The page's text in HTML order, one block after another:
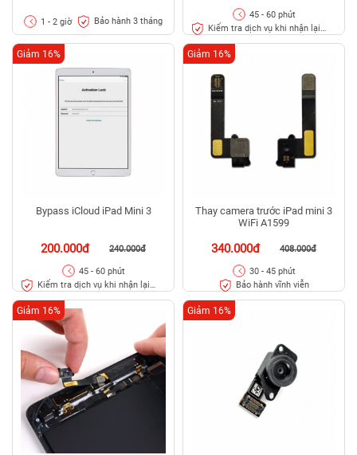
1 - 2 giờ Bảo hành 3 tháng
45 - 60 phút
Kiểm tra dịch vụ khi nhận lại
Bypass iCloud iPad Mini 3
200.000đ 240.000đ
Giảm 16%
45 - 60 phút
Kiểm tra dịch vụ khi nhận lại
Thay camera trước iPad mini 3
WiFi A1599
340.000đ 408.000đ
Giảm 16%
30 - 45 phút
Bảo hành vĩnh viễn
Giảm 16% Giảm 16%